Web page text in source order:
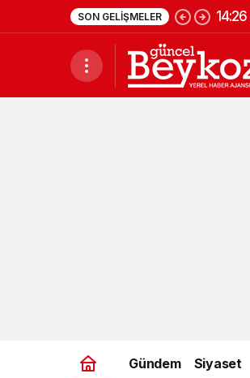
SON GELIŞMELER 14:26
Gündem Siyaset